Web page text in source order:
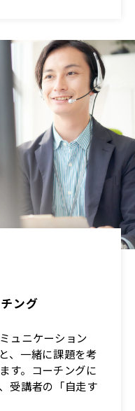
ング
ュニケーション
、一緒に課題を考
す。コーチングに
受講者の「自走す